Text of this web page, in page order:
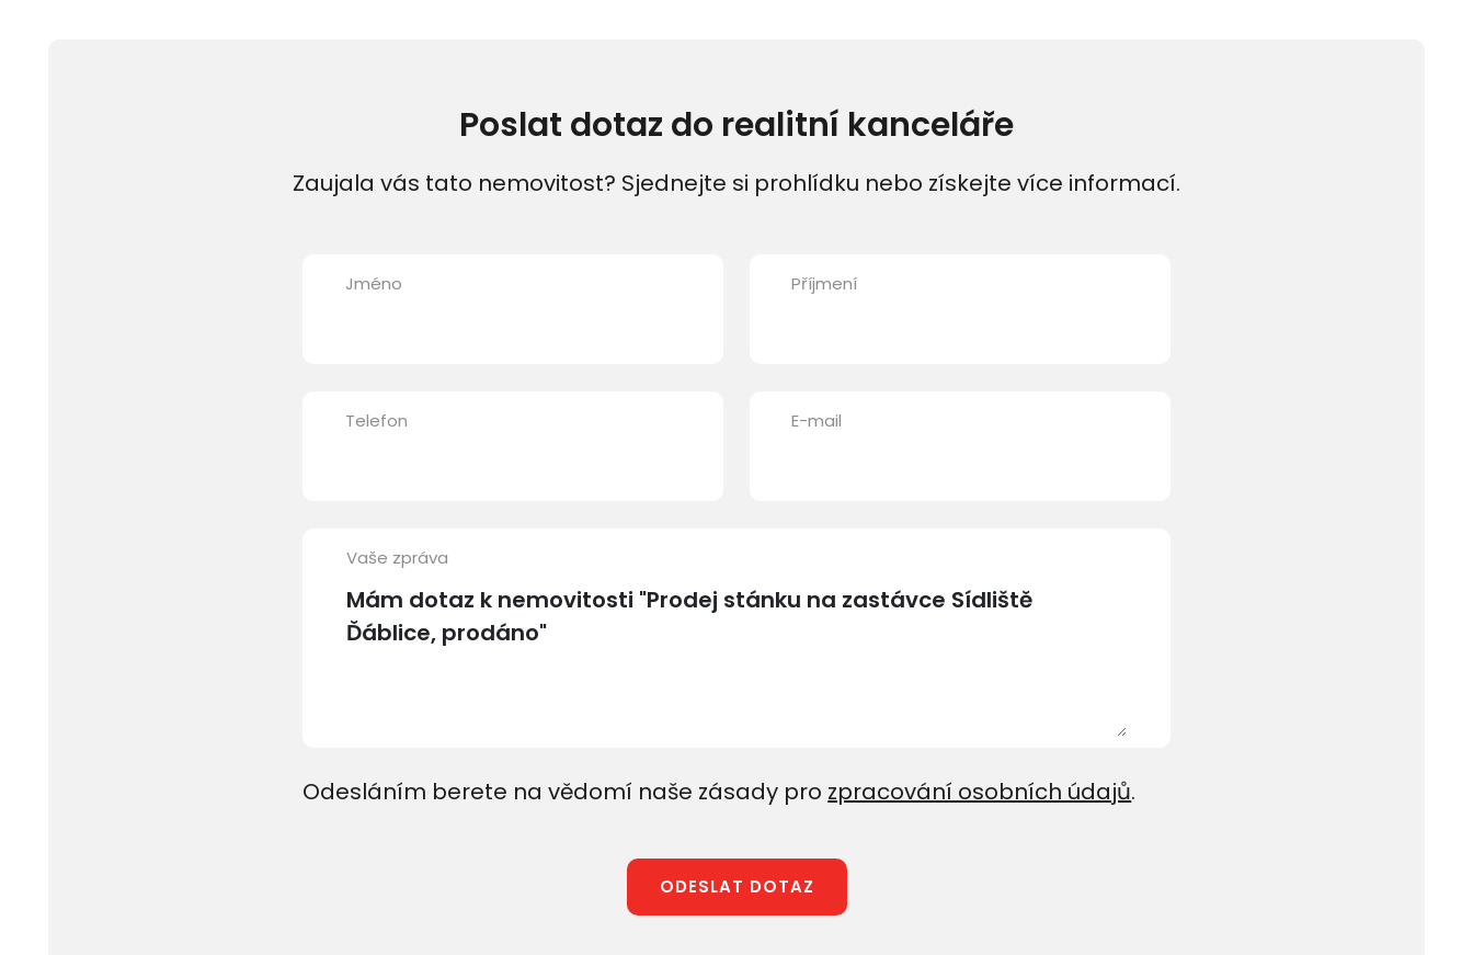
Poslat dotaz do realitní kanceláře
Zaujala vás tato nemovitost? Sjednejte si prohlídku nebo získejte více informací.
Jméno Příjmení
Telefon E-mail
Vaše zpráva
Odesláním berete na vědomí naše zásady pro zpracování osobních údajů.
ODESLAT DOTAZ